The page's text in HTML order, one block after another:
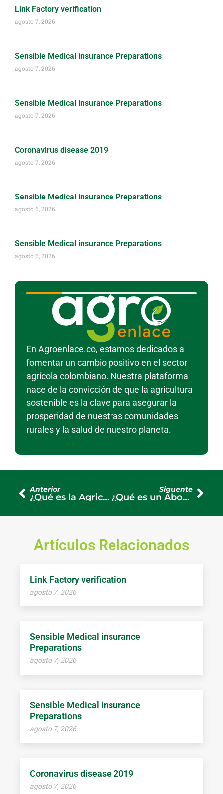
Link Factory verification
agosto 7, 2026
Sensible Medical insurance Preparations
agosto 7, 2026
Sensible Medical insurance Preparations
agosto 7, 2026
Coronavirus disease 2019
agosto 7, 2026
Sensible Medical insurance Preparations
agosto 6, 2026
Sensible Medical insurance Preparations
agosto 6, 2026
En Agroenlace.co, estamos dedicados a
fomentar un cambio positivo en el sector
agrícola colombiano. Nuestra plataforma
nace de la convicción de que la agricultura
sostenible es la clave para asegurar la
prosperidad de nuestras comunidades
rurales y la salud de nuestro planeta.
Anterior
¿Qué es la Agricultura Orgánica y Cómo Funciona?
Siguente
¿Qué es un Abono Compuesto y Cuáles son sus Beneficios?
Artículos Relacionados
Link Factory verification
agosto 7, 2026
Sensible Medical insurance
Preparations
agosto 7, 2026
Sensible Medical insurance
Preparations
agosto 7, 2026
Coronavirus disease 2019
agosto 7, 2026